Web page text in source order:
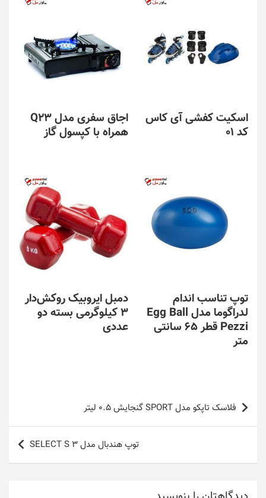
اسکیت کفشی آی کاس
کد 01
اجاق سفری مدل Q23
همراه با کپسول گاز
توپ تناسب اندام
لدراگوما مدل Egg Ball
Pezzi قطر 65 سانتی
متر
دمبل ایروبیک روکش‌دار
3 کیلوگرمی بسته دو
عددی
راهبری
نوشته
فلاسک تاپکو مدل SPORT گنجایش 0.5 لیتر
توپ هندبال مدل SELECT S 3